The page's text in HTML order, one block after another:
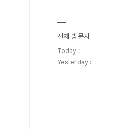
전체 방문자
Today :
Yesterday :